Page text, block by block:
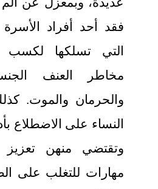
فقد أحد أفراد
التي تسلكها لكسب
مخاطر العنف
والحرمان والموت.
النساء على الاضطلاع
وتقتضي منهن
مهارات للتغلب على